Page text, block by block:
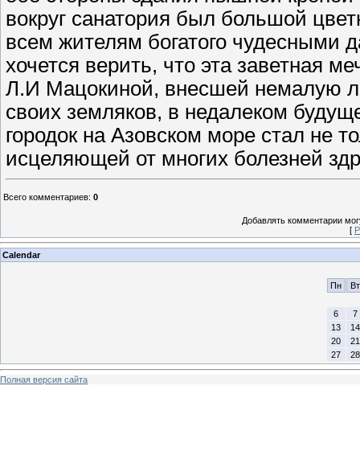
вокруг санатория был большой
всем жителям богатого чудесными
хочется верить, что эта заветная
Л.И Мацокиной, внесшей немалую
своих земляков, в недалеком
городок на Азовском море стал не
исцеляющей от многих болезней
Всего комментариев: 0
Добавлять комментарии
[
Calendar
Пн Вт
6
7
13
14
20
21
27
28
Полная версия сайта